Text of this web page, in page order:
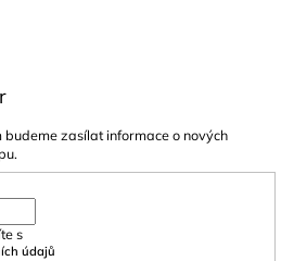
zasílat informace o nových
s
údajů